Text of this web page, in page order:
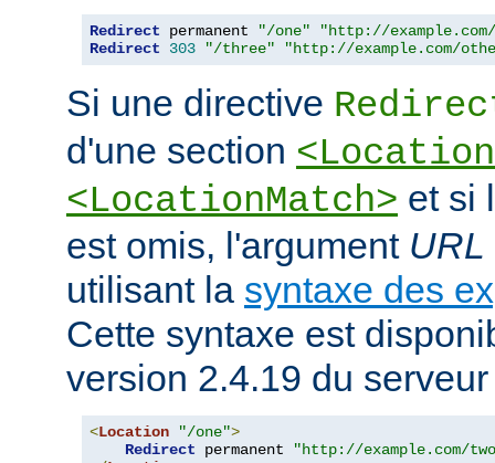
Redirect permanent "/one"
"http://
Redirect
303 "/three" "http://example.com/
Si une directive
d'une section
<LocationMatch> et si
est omis, l'argument URL
utilisant la syntaxe des
Cette syntaxe est
version 2.4.19 du
<Location "/one">
Redirect permanent
"http://example.com/